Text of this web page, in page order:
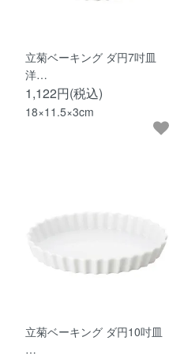
立菊ベーキング ダ円7吋皿
洋…
1,122円(税込)
18×11.5×3cm
立菊ベーキング ダ円10吋皿
…